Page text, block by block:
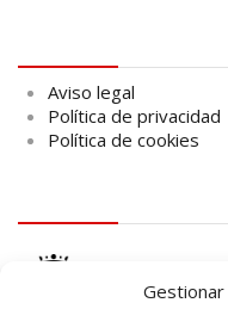
Aviso legal
Política de privacidad
Política de cookies